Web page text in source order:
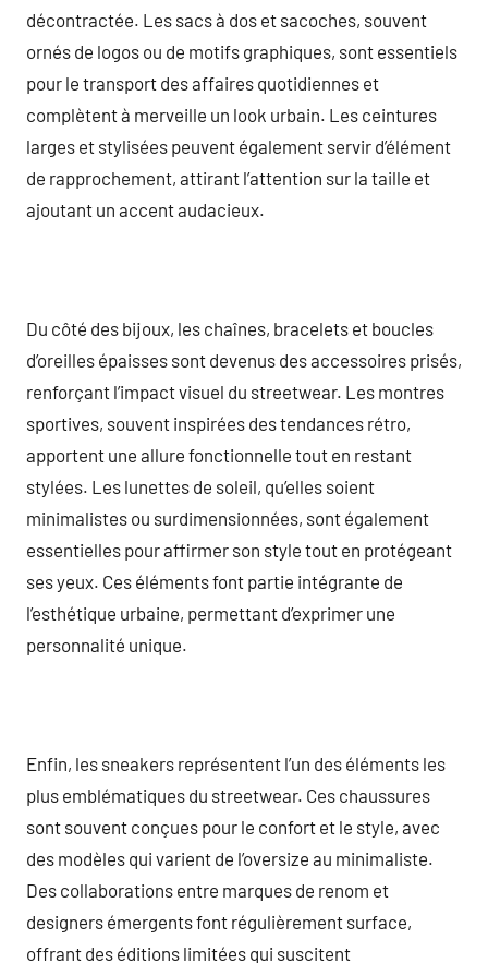
décontractée. Les sacs à dos et sacoches, souvent
ornés de logos ou de motifs graphiques, sont essentiels
pour le transport des affaires quotidiennes et
complètent à merveille un look urbain. Les ceintures
larges et stylisées peuvent également servir d’élément
de rapprochement, attirant l’attention sur la taille et
ajoutant un accent audacieux.
Du côté des bijoux, les chaînes, bracelets et boucles
d’oreilles épaisses sont devenus des accessoires prisés,
renforçant l’impact visuel du streetwear. Les montres
sportives, souvent inspirées des tendances rétro,
apportent une allure fonctionnelle tout en restant
stylées. Les lunettes de soleil, qu’elles soient
minimalistes ou surdimensionnées, sont également
essentielles pour affirmer son style tout en protégeant
ses yeux. Ces éléments font partie intégrante de
l’esthétique urbaine, permettant d’exprimer une
personnalité unique.
Enfin, les sneakers représentent l’un des éléments les
plus emblématiques du streetwear. Ces chaussures
sont souvent conçues pour le confort et le style, avec
des modèles qui varient de l’oversize au minimaliste.
Des collaborations entre marques de renom et
designers émergents font régulièrement surface,
offrant des éditions limitées qui suscitent